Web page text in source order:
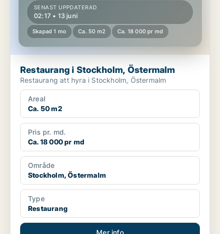
SENAST UPPDATERAD
02:17 • 13 juni
Skapad 1 mo Ca. 50 m2 Ca. 18 000 pr md
Restaurang i Stockholm, Östermalm
Restaurang att hyra i Stockholm, Östermalm
Areal
Ca. 50 m2
Pris pr. md.
Ca. 18 000 pr md
Område
Stockholm, Östermalm
Type
Restaurang